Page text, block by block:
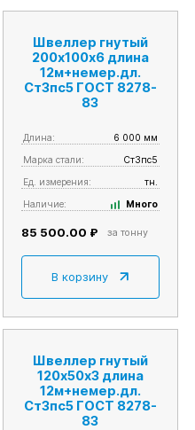
Швеллер гнутый
200х100х6 длина
12м+немер.дл.
Ст3пс5 ГОСТ 8278-
83
Длина:
6 000 мм
Марка стали:
Ст3пс5
Ед. измерения:
тн.
Наличие:
Много
85 500.00 ₽ за тонну
В корзину
Швеллер гнутый
120х50х3 длина
12м+немер.дл.
Ст3пс5 ГОСТ 8278-
83